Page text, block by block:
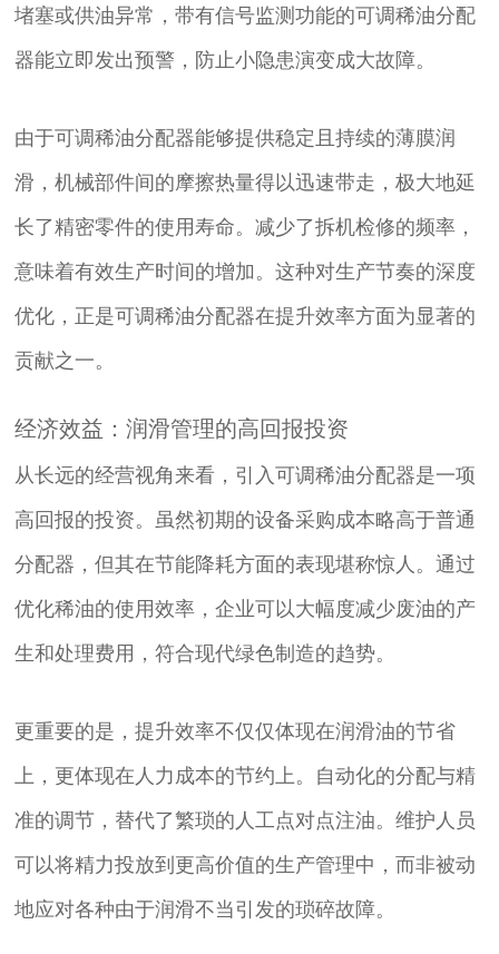
堵塞或供油异常，带有信号监测功能的可调稀油分配
器能立即发出预警，防止小隐患演变成大故障。
由于可调稀油分配器能够提供稳定且持续的薄膜润
滑，机械部件间的摩擦热量得以迅速带走，极大地延
长了精密零件的使用寿命。减少了拆机检修的频率，
意味着有效生产时间的增加。这种对生产节奏的深度
优化，正是可调稀油分配器在提升效率方面为显著的
贡献之一。
经济效益：润滑管理的高回报投资
从长远的经营视角来看，引入可调稀油分配器是一项
高回报的投资。虽然初期的设备采购成本略高于普通
分配器，但其在节能降耗方面的表现堪称惊人。通过
优化稀油的使用效率，企业可以大幅度减少废油的产
生和处理费用，符合现代绿色制造的趋势。
更重要的是，提升效率不仅仅体现在润滑油的节省
上，更体现在人力成本的节约上。自动化的分配与精
准的调节，替代了繁琐的人工点对点注油。维护人员
可以将精力投放到更高价值的生产管理中，而非被动
地应对各种由于润滑不当引发的琐碎故障。